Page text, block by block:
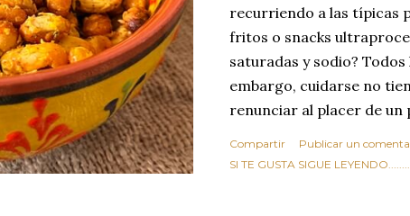
recurriendo a las típicas
fritos o snacks
saturadas y sodio?
embargo, cuidarse no
renunciar al placer de un
Estas alubias crujientes
Compartir
Publicar un
SI TE GUSTA SIGUE